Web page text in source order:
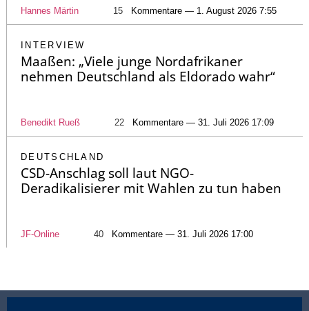
Hannes Märtin 15 Kommentare — 1. August 2026 7:55
INTERVIEW
Maaßen: „Viele junge Nordafrikaner
nehmen Deutschland als Eldorado wahr“
Benedikt Rueß 22 Kommentare — 31. Juli 2026 17:09
DEUTSCHLAND
CSD-Anschlag soll laut NGO-
Deradikalisierer mit Wahlen zu tun haben
JF-Online 40 Kommentare — 31. Juli 2026 17:00